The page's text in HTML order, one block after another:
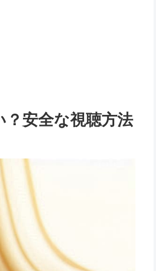
安全な視聴方法